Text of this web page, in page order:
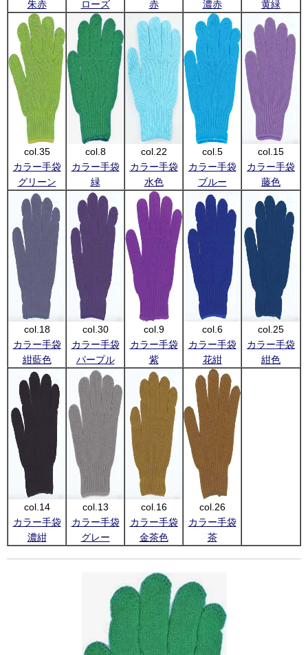
朱赤
ローズ
赤
濃赤
黄緑
col.35
カラー手袋
グリーン
col.8
カラー手袋
緑
col.22
カラー手袋
水色
col.5
カラー手袋
ブルー
col.15
カラー手袋
藤色
col.18
カラー手袋
紺藍色
col.30
カラー手袋
パープル
col.9
カラー手袋
紫
col.6
カラー手袋
花紺
col.25
カラー手袋
紺色
col.14
カラー手袋
濃紺
col.13
カラー手袋
グレー
col.16
カラー手袋
金茶色
col.26
カラー手袋
茶